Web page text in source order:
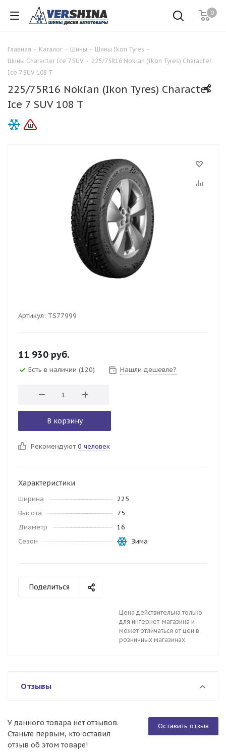
0
Главная - Каталог - Шины - Шины Ikon Tyres -
Шины Character Ice 7 SUV - 225/75R16 Nokian (Ikon Tyres) Character
Ice 7 SUV 108 T
225/75R16 Nokian (Ikon Tyres) Character
Ice 7 SUV 108 T
Артикул: TS77999
11 930 руб.
Есть в наличии (120) Нашли дешевле?
В корзину
Рекомендуют 0 человек
Характеристики
Ширина
225
Высота
75
Диаметр
16
Сезон
Зима
Поделиться
Цена действительна только
для интернет-магазина и
может отличаться от цен в
розничных магазинах
Отзывы
Оставить отзыв
У данного товара нет отзывов.
Станьте первым, кто оставил
отзыв об этом товаре!